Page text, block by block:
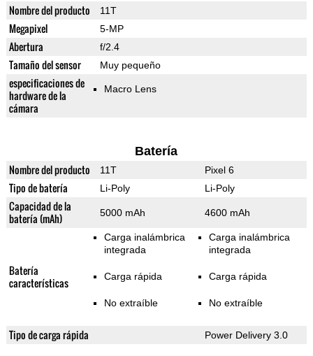
Nombre del producto 11T
Megapixel 5-MP
Abertura f/2.4
Tamaño del sensor Muy pequeño
especificaciones de
hardware de la
cámara
Macro Lens
Batería
Nombre del producto 11T Pixel 6
Tipo de batería Li-Poly Li-Poly
Capacidad de la
batería (mAh)
5000 mAh 4600 mAh
Batería
características
Carga inalámbrica
integrada
Carga rápida
No extraíble
Carga inalámbrica
integrada
Carga rápida
No extraíble
Tipo de carga rápida Power Delivery 3.0